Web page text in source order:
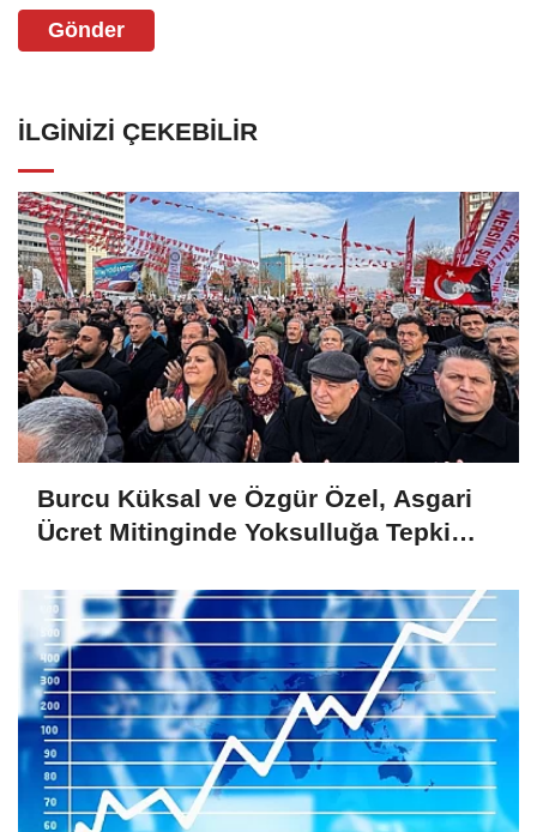
Gönder
İLGINIZI ÇEKEBILIR
Burcu Küksal ve Özgür Özel, Asgari
Ücret Mitinginde Yoksulluğa Tepki